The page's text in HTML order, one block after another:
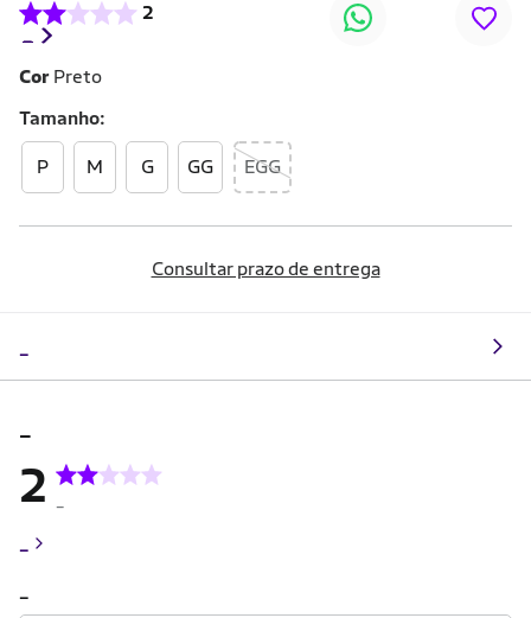
2
Cor Preto
Tamanho
P M G GG EGG
Consultar prazo de entrega
2